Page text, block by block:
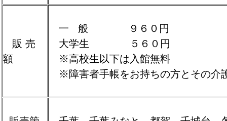
販 売
額
一 般 ９６０円
大学生 ５６０円
※高校生以下は入館無料
※障害者手帳をお持ちの方とその介